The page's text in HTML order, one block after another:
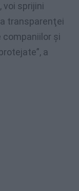
, voi sprijini
transparenţei
companiilor şi
a